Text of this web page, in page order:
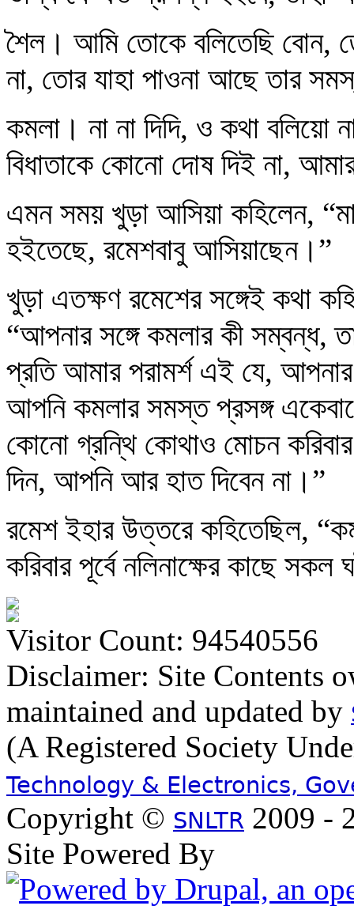
শৈল। আমি তোকে বলিতেছি বোন,
না, তোর যাহা পাওনা আছে তার
কমলা। না না দিদি, ও কথা
বিধাতাকে কোনো দোষ দিই না,
এমন সময় খুড়া আসিয়া কহিলেন,
হইতেছে, রমেশবাবু আসিয়াছেন।”
খুড়া এতক্ষণ রমেশের সঙ্গেই কথা
“আপনার সঙ্গে কমলার কী সম্বন্ধ,
প্রতি আমার পরামর্শ এই যে,
আপনি কমলার সমস্ত প্রসঙ্গ
কোনো গ্রন্থি কোথাও মোচন
দিন, আপনি আর হাত দিবেন না।”
রমেশ ইহার উত্তরে কহিতেছিল,
করিবার পূর্বে নলিনাক্ষের কাছে সকল
Visitor Count: 94540556
Disclaimer: Site Contents
maintained and updated by
(A Registered Society
Technology & Electronics,
Copyright © SNLTR 2009 -
Site Powered By